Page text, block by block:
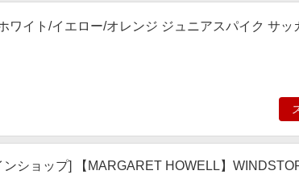
ワイト/イエロー/オレンジ ジュニアスパイク サッ
ショップ] 【MARGARET HOWELL】